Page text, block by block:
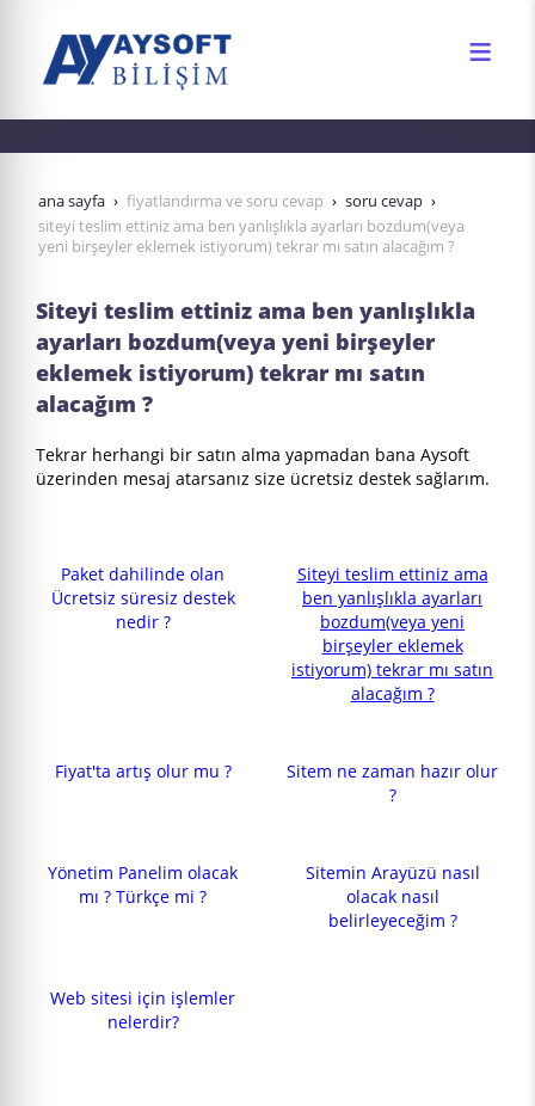
ana sayfa fiyatlandırma ve soru cevap
soru cevap
siteyi teslim ettiniz ama ben yanlışlıkla ayarları bozdum(veya
yeni birşeyler eklemek istiyorum) tekrar mı satın alacağım ?
Siteyi teslim ettiniz ama ben yanlışlıkla
ayarları bozdum(veya yeni birşeyler
eklemek istiyorum) tekrar mı satın
alacağım ?
Tekrar herhangi bir satın alma yapmadan bana Aysoft
üzerinden mesaj atarsanız size ücretsiz destek sağlarım.
Paket dahilinde olan
Ücretsiz süresiz destek
nedir ?
Siteyi teslim ettiniz ama
ben yanlışlıkla ayarları
bozdum(veya yeni
birşeyler eklemek
istiyorum) tekrar mı satın
alacağım ?
Fiyat'ta artış olur mu ?
Sitem ne zaman hazır olur
?
Yönetim Panelim olacak
mı ? Türkçe mi ?
Sitemin Arayüzü nasıl
olacak nasıl
belirleyeceğim ?
Web sitesi için işlemler
nelerdir?